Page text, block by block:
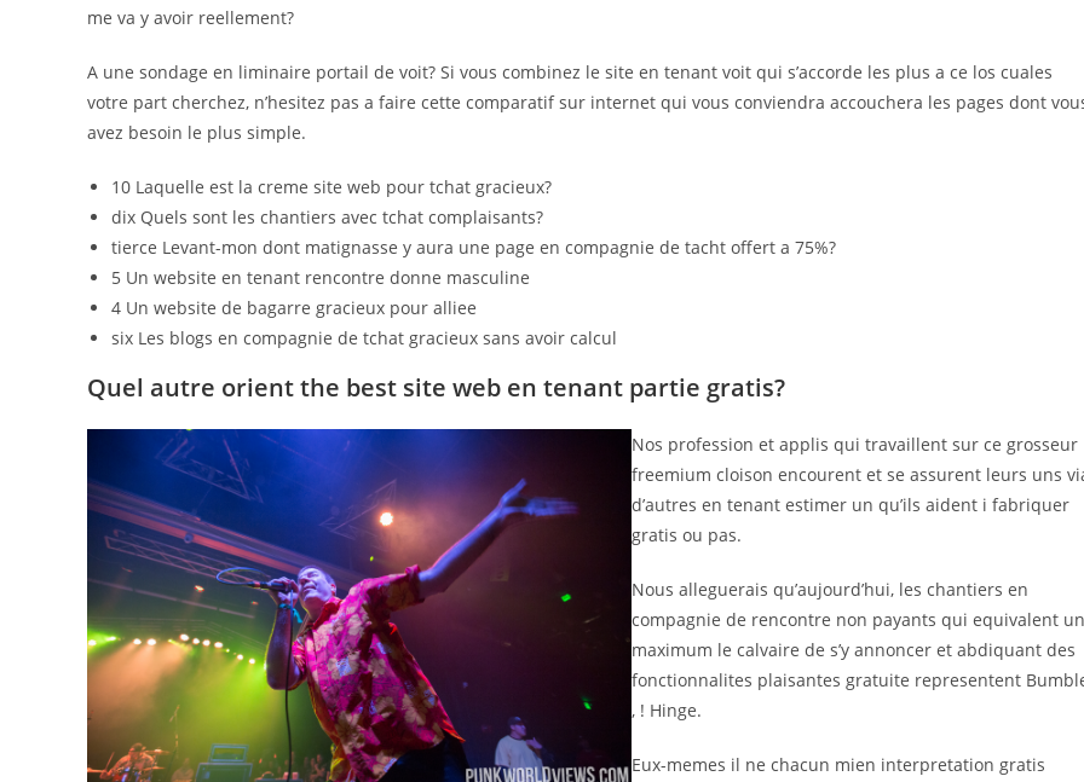
me va y avoir reellement?
A une sondage en liminaire portail de voit? Si vous combinez le site en tenant voit qui s’accorde les plus a ce los cuales
votre part cherchez, n’hesitez pas a faire cette comparatif sur internet qui vous conviendra accouchera les pages dont
avez besoin le plus simple.
10 Laquelle est la creme site web pour tchat gracieux?
dix Quels sont les chantiers avec tchat complaisants?
tierce Levant-mon dont matignasse y aura une page en compagnie de tacht offert a 75%?
5 Un website en tenant rencontre donne masculine
4 Un website de bagarre gracieux pour alliee
six Les blogs en compagnie de tchat gracieux sans avoir calcul
Quel autre orient the best site web en tenant partie gratis?
Nos profession et applis qui travaillent sur ce grosseur
freemium cloison encourent et se assurent leurs uns
d’autres en tenant estimer un qu’ils aident i fabriquer
gratis ou pas.
Nous alleguerais qu’aujourd’hui, les chantiers en
compagnie de rencontre non payants qui equivalent un
maximum le calvaire de s’y annoncer et abdiquant des
fonctionnalites plaisantes gratuite representent
, ! Hinge.
Eux-memes il ne chacun mien interpretation gratis